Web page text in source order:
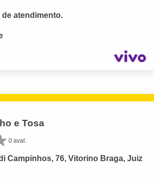
atendimento.
e Tosa
0 aval.
Campinhos, 76, Vitorino Braga, Juiz